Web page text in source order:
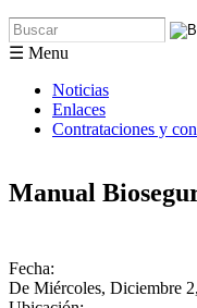
Formulario de
Buscar
☰ Menu
Noticias
Enlaces
Contrataciones y
Manual
Fecha:
De Miércoles, Diciembre